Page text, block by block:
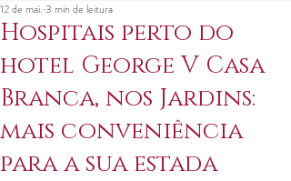
Hospitais perto do
hotel George V Casa
Branca, nos Jardins:
mais conveniência
para a sua estada
12 de mai. 3 min de leitura